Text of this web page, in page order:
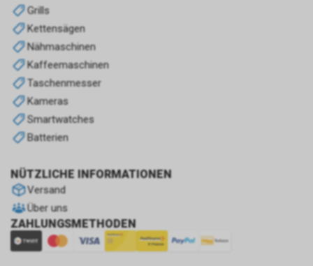
Grills
Kettensägen
Nähmaschinen
Kaffeemaschinen
Taschenmesser
Kameras
Smartwatches
Batterien
NÜTZLICHE INFORMATIONEN
Versand
Über uns
ZAHLUNGSMETHODEN